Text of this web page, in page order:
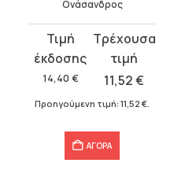
Ονάσανδρος
14,40 €
Original
price
was:
14,40 €.
11,52€
τρέχουσα
τιμή
είναι:
Προηγούμενη τιμή: 11,52 €.
ΑΓΟΡΑ